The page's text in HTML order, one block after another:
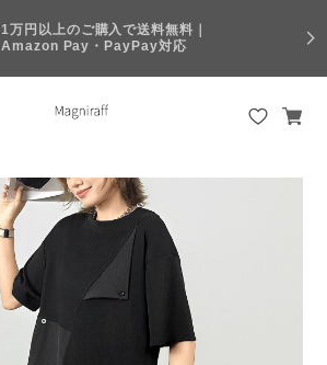
1万円以上のご購入で送料無料｜
Amazon Pay・PayPay対応